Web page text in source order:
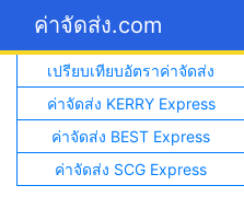
ค่าจัดส่ง.com
เปรียบเทียบอัตราค่าจัดส่ง
ค่าจัดส่ง KERRY Express
ค่าจัดส่ง BEST Express
ค่าจัดส่ง SCG Express